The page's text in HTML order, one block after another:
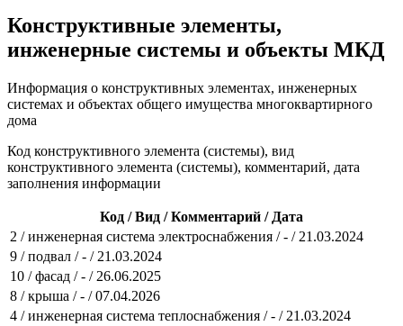
Конструктивные элементы,
инженерные системы и объекты МКД
Информация о конструктивных элементах, инженерных
системах и объектах общего имущества многоквартирного
дома
Код конструктивного элемента (системы), вид
конструктивного элемента (системы), комментарий, дата
заполнения информации
Код / Вид / Комментарий / Дата
2 / инженерная система электроснабжения / - / 21.03.2024
9 / подвал / - / 21.03.2024
10 / фасад / - / 26.06.2025
8 / крыша / - / 07.04.2026
4 / инженерная система теплоснабжения / - / 21.03.2024